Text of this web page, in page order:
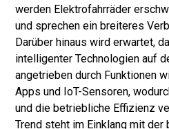
werden Elektrofahrräder
und sprechen ein breiteres
Darüber hinaus wird erwartet,
intelligenter Technologien auf
angetrieben durch Funktionen
Apps und IoT-Sensoren,
und die betriebliche Effizienz
Trend steht im Einklang mit der